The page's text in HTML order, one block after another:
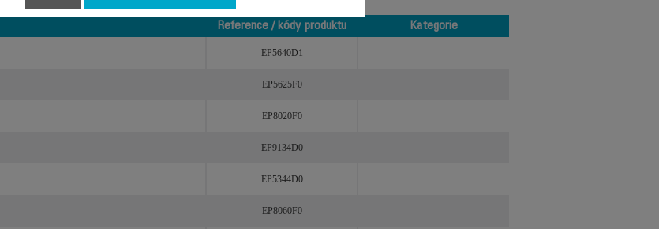
Reference / kódy produktu
Kategorie
EP5640D1
EP5625F0
EP8020F0
EP9134D0
EP5344D0
EP8060F0